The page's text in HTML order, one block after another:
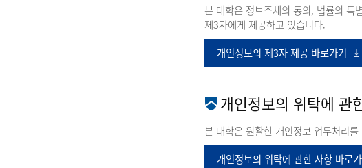
본 대학은 정보주체의 동의, 법률의 특
제3자에게 제공하고 있습니다.
개인정보의 제3자 제공 바로가기
개인정보의 위탁에 관
본 대학은 원활한 개인정보 업무처리
개인정보의 위탁에 관한 사항 바로